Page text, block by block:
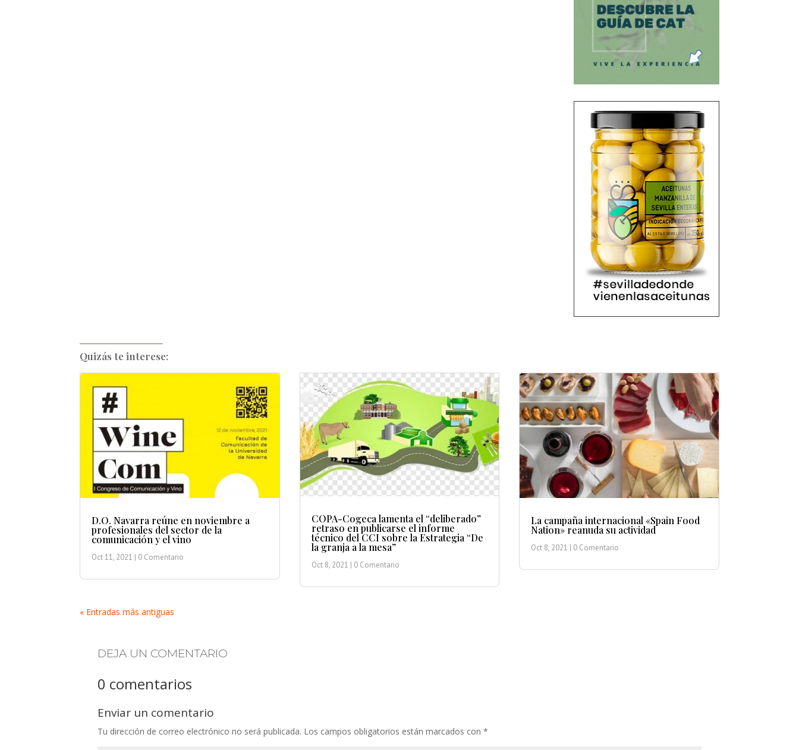
Quizás te interese:
D.O. Navarra reúne en noviembre a
profesionales del sector de la
comunicación y el vino
Oct 11, 2021 | 0 Comentario
COPA-Cogeca lamenta el “deliberado”
retraso en publicarse el informe
técnico del CCI sobre la Estrategia “De
la granja a la mesa”
Oct 8, 2021 | 0 Comentario
La campaña internacional «Spain Food
Nation» reanuda su actividad
Oct 8, 2021 | 0 Comentario
« Entradas más antiguas
DEJA UN COMENTARIO
0 comentarios
Enviar un comentario
Tu dirección de correo electrónico no será publicada. Los campos obligatorios están marcados con*